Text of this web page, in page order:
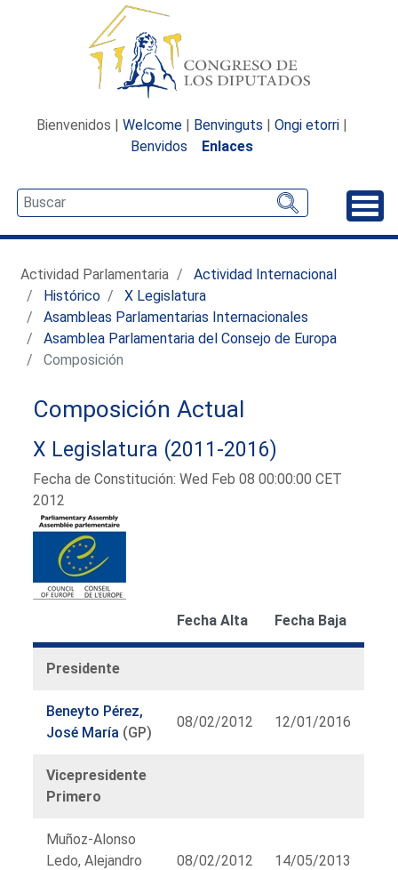
Bienvenidos | Welcome | Benvinguts | Ongi etorri |
Benvidos
Enlaces
Actividad Parlamentaria
Actividad Internacional
Histórico
X Legislatura
Asambleas Parlamentarias Internacionales
Asamblea Parlamentaria del Consejo de Europa
Composición
Composición Actual
X Legislatura (2011-2016)
Fecha de Constitución: Wed Feb 08 00:00:00 CET
2012
Fecha Alta Fecha Baja
Presidente
Beneyto Pérez,
José María (GP)
08/02/2012 12/01/2016
Vicepresidente
Primero
Muñoz-Alonso
Ledo, Alejandro
08/02/2012 14/05/2013